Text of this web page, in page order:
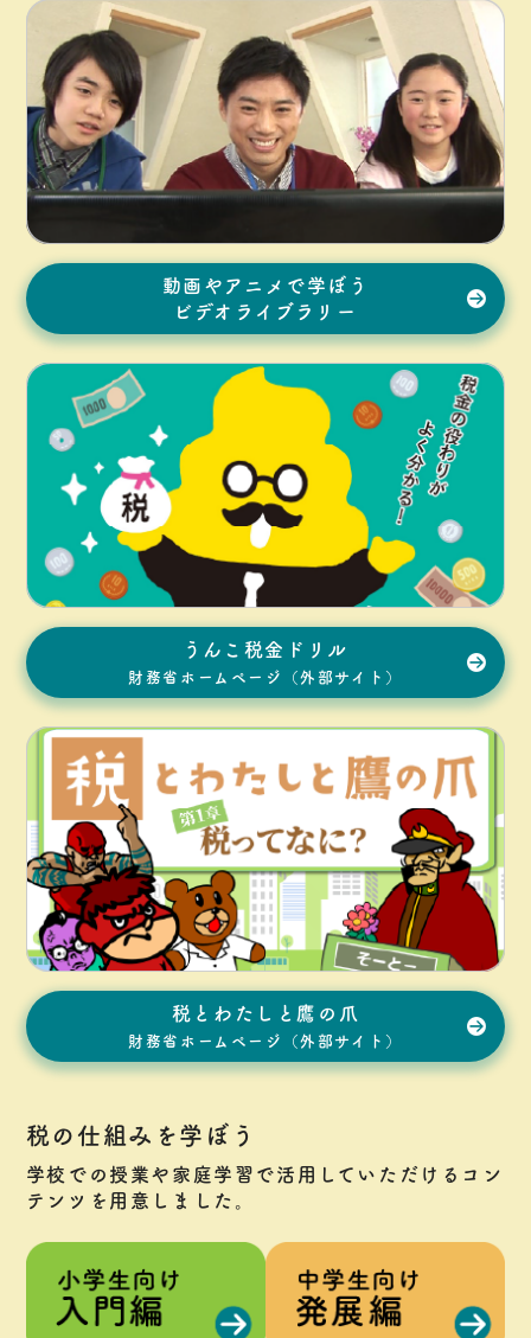
動画やアニメで学ぼう
ビデオライブラリー
うんこ税金ドリル
財務省ホームページ（外部サイト）
税とわたしと鷹の爪
財務省ホームページ（外部サイト）
税の仕組みを学ぼう
学校での授業や家庭学習で活用していただけるコン
テンツを用意しました。